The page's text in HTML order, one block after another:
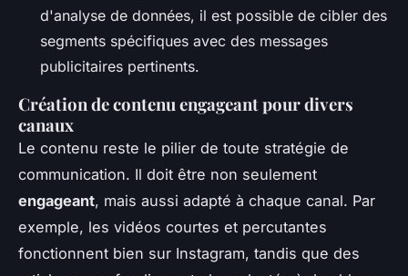
d'analyse de données, il est possible de cibler des
segments spécifiques avec des messages
publicitaires pertinents.
Création de contenu engageant pour divers
canaux
Le contenu reste le pilier de toute stratégie de
communication. Il doit être non seulement
engageant, mais aussi adapté à chaque canal. Par
exemple, les vidéos courtes et percutantes
fonctionnent bien sur Instagram, tandis que des